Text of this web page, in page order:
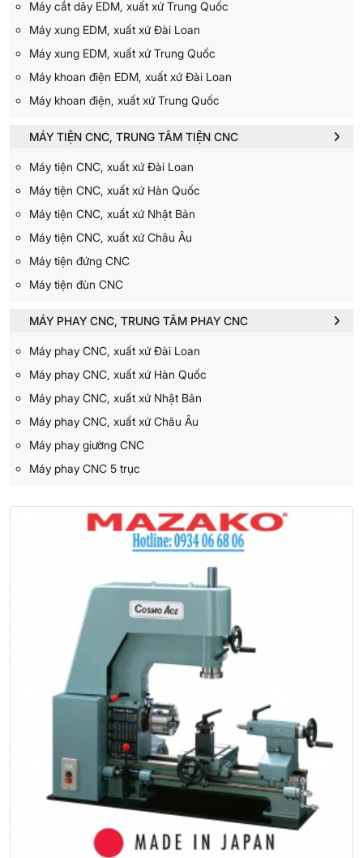
Máy cắt dây EDM, xuất xứ Trung Quốc
Máy xung EDM, xuất xứ Đài Loan
Máy xung EDM, xuất xứ Trung Quốc
Máy khoan điện EDM, xuất xứ Đài Loan
Máy khoan điện, xuất xứ Trung Quốc
MÁY TIỆN CNC, TRUNG TÂM TIỆN CNC
Máy tiện CNC, xuất xứ Đài Loan
Máy tiện CNC, xuất xứ Hàn Quốc
Máy tiện CNC, xuất xứ Nhật Bản
Máy tiện CNC, xuất xứ Châu Âu
Máy tiện đứng CNC
Máy tiện đùn CNC
MÁY PHAY CNC, TRUNG TÂM PHAY CNC
Máy phay CNC, xuất xứ Đài Loan
Máy phay CNC, xuất xứ Hàn Quốc
Máy phay CNC, xuất xứ Nhật Bản
Máy phay CNC, xuất xứ Châu Âu
Máy phay giường CNC
Máy phay CNC 5 trục